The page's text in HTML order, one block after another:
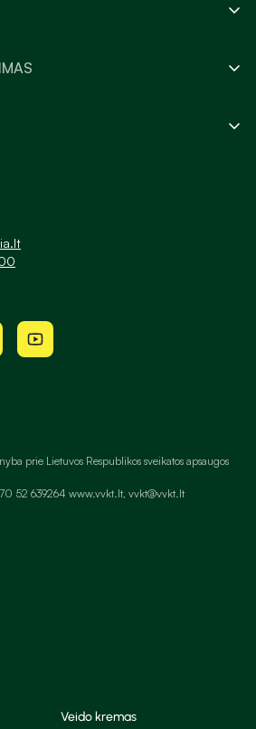
prie Lietuvos Respublikos sveikatos apsaugos
52 639264 www.vvkt.lt, vvkt@vvkt.lt
Veido kremas